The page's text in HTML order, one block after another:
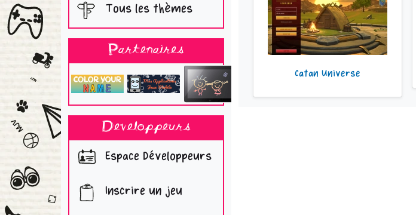
Tous les thèmes
Partenaires
Developpeurs
Espace Développeurs
Inscrire un jeu
Catan Universe